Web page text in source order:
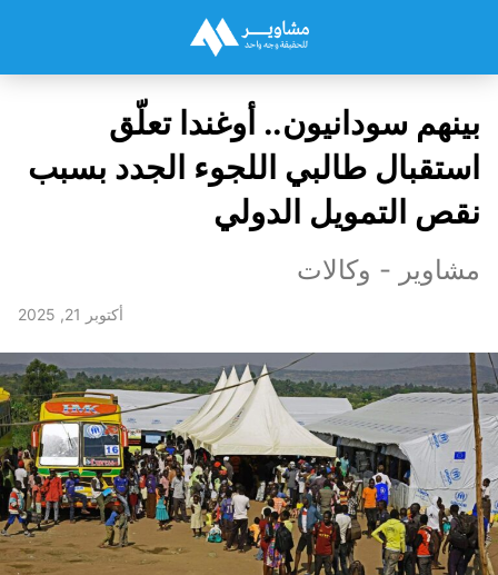
بينهم سودانيون.. أوغندا تعلّق
استقبال طالبي اللجوء الجدد بسبب
نقص التمويل الدولي
مشاوير - وكالات
أكتوبر 21, 2025